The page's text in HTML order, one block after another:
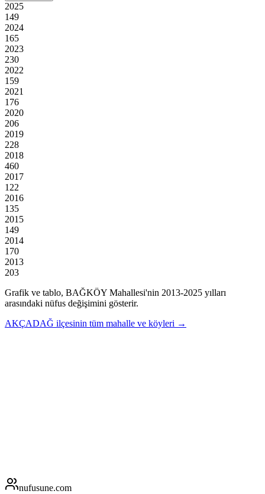
2025
149
2024
165
2023
230
2022
159
2021
176
2020
206
2019
228
2018
460
2017
122
2016
135
2015
149
2014
170
2013
203
Grafik ve tablo, BAĞKÖY Mahallesi'nin 2013-2025 yılları
arasındaki nüfus değişimini gösterir.
AKÇADAĞ ilçesinin tüm mahalle ve köyleri →
nufusune.com